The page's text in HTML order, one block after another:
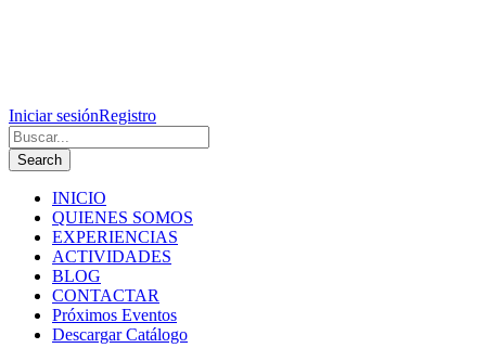
Iniciar sesiónRegistro
INICIO
QUIENES SOMOS
EXPERIENCIAS
ACTIVIDADES
BLOG
CONTACTAR
Próximos Eventos
Descargar Catálogo